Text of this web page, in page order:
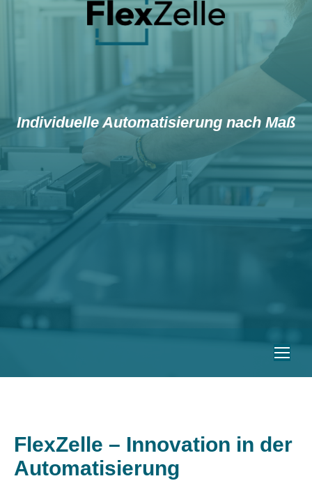
Individuelle Automatisierung nach Maß
FlexZelle – Innovation in der
Automatisierung